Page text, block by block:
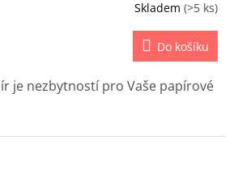
Skladem (>5 ks)
Do košíku
je nezbytností pro Vaše papírové